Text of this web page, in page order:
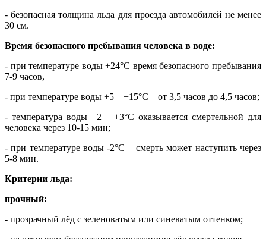
- безопасная толщина льда для проезда автомобилей не менее
30 см.
Время безопасного пребывания человека в воде:
- при температуре воды +24°С время безопасного пребывания
7-9 часов,
- при температуре воды +5 – +15°С – от 3,5 часов до 4,5 часов;
- температура воды +2 – +3°С оказывается смертельной для
человека через 10-15 мин;
- при температуре воды -2°С – смерть может наступить через
5-8 мин.
Критерии льда:
прочный:
- прозрачный лёд с зеленоватым или синеватым оттенком;